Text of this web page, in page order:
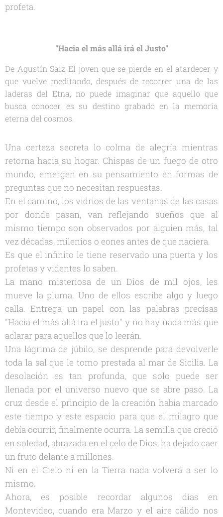
profeta.
"Hacia el más allá irá el Justo"
De Agustín Saiz El joven que se pierde en el atardecer y
que vuelve meditando, después de recorrer una de las
laderas del Etna, no puede imaginar que aquello que
busca conocer, es su destino grabado en la memoria
eterna del cosmos.
Una certeza secreta lo colma de alegría mientras
retorna hacia su hogar. Chispas de un fuego de otro
mundo, emergen en su pensamiento en formas de
preguntas que no necesitan respuestas.
En el camino, los vidrios de las ventanas de las casas
por donde pasan, van reflejando sueños que al
mismo tiempo son observados por alguien más, tal
vez décadas, milenios o eones antes de que naciera.
Es que el infinito le tiene reservado una puerta y los
profetas y videntes lo saben.
La mano misteriosa de un Dios de mil ojos, les
mueve la pluma. Uno de ellos escribe algo y luego
calla. Entrega un papel con las palabras precisas
"Hacia el más allá ira el justo" y no hay nada más que
aclarar para aquellos que lo leerán.
Una lágrima de júbilo, se desprende para devolverle
toda la sal que le tomo prestada al mar de Sicilia. La
desolación es tan profunda, que solo puede ser
llenada por el universo nuevo que se abre paso. La
cruz desde el principio de la creación había marcado
este tiempo y este espacio para que el milagro que
debía ocurrir, finalmente ocurra. La semilla que creció
en soledad, abrazada en el celo de Dios, ha dejado caer
un fruto delante a millones.
Ni en el Cielo ni en la Tierra nada volverá a ser lo
mismo.
Ahora, es posible recordar algunos días en
Montevideo, cuando era Marzo y el aire cálido nos